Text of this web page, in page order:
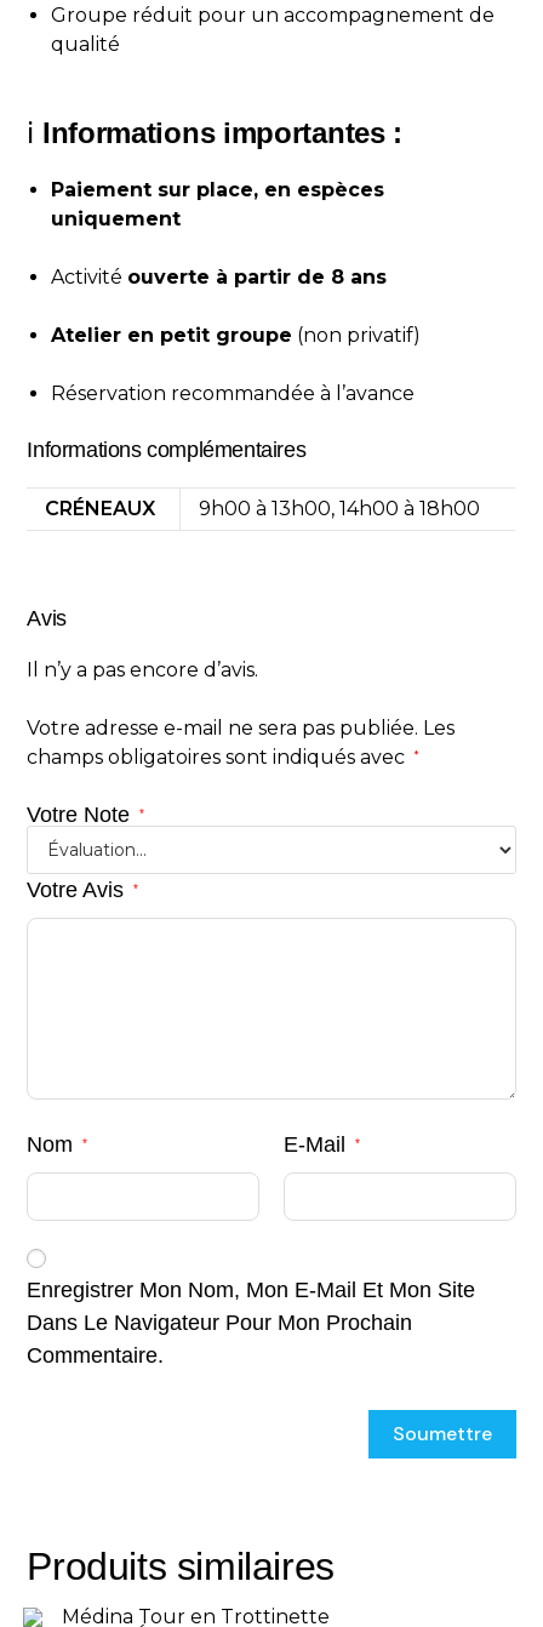
Groupe réduit pour un accompagnement de
qualité
ℹ️ Informations importantes :
Paiement sur place, en espèces
uniquement
Activité ouverte à partir de 8 ans
Atelier en petit groupe (non privatif)
Réservation recommandée à l’avance
Informations complémentaires
CRÉNEAUX 9h00 à 13h00, 14h00 à 18h00
Avis
Il n’y a pas encore d’avis.
Votre adresse e-mail ne sera pas publiée. Les
champs obligatoires sont indiqués avec *
Votre Note *
Votre Avis *
Nom * E-Mail *
Enregistrer Mon Nom, Mon E-Mail Et Mon Site
Dans Le Navigateur Pour Mon Prochain
Commentaire.
Produits similaires